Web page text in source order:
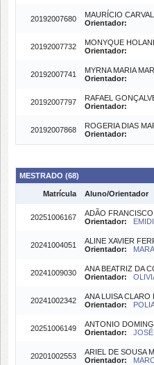
20192007680
MAURÍCIO
Orientador:
20192007732
MONYQUE
Orientador:
20192007741
MYRNA MARIA
Orientador:
20192007797
RAFAEL
Orientador:
20192007868
ROGERIA DIAS
Orientador:
MESTRADO (68)
Matrícula Aluno/Orientador
20251006167
ADÃO
Orientador:
20241004051
ALINE XAVIER
Orientador:
20241009030
ANA BEATRIZ DA
Orientador:
20241002342
ANA LUISA CLARO
Orientador:
20251006149
ANTONIO
Orientador:
20201002553
ARIEL DE SOUSA
Orientador: